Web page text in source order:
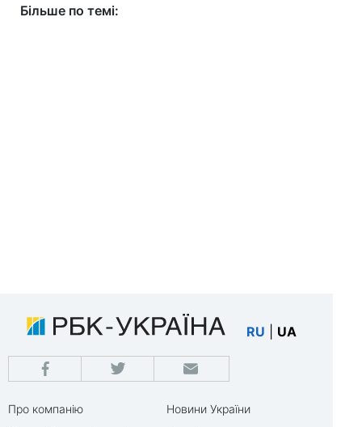
Більше по темі:
RU UA
Про компанію
Новини України